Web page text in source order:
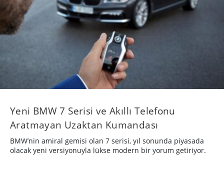
Yeni BMW 7 Serisi ve Akıllı Telefonu
Aratmayan Uzaktan Kumandası
BMW’nin amiral gemisi olan 7 serisi, yıl sonunda piyasada
olacak yeni versiyonuyla lükse modern bir yorum getiriyor.